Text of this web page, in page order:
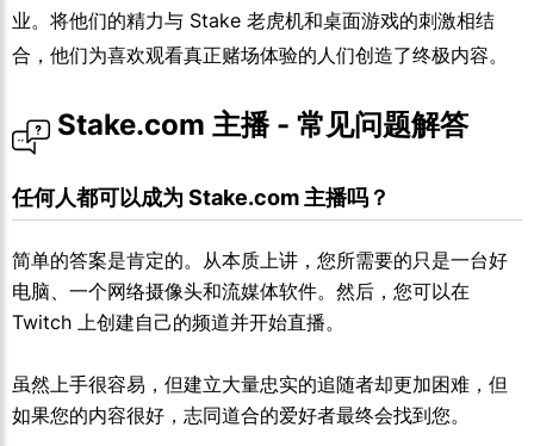
业。将他们的精力与 Stake 老虎机和桌面游戏的刺激相结
合，他们为喜欢观看真正赌场体验的人们创造了终极内容。
Stake.com 主播 - 常见问题解答
任何人都可以成为 Stake.com 主播吗？
简单的答案是肯定的。从本质上讲，您所需要的只是一台好
电脑、一个网络摄像头和流媒体软件。然后，您可以在
Twitch 上创建自己的频道并开始直播。
虽然上手很容易，但建立大量忠实的追随者却更加困难，但
如果您的内容很好，志同道合的爱好者最终会找到您。